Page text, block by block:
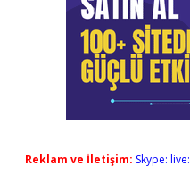
Reklam ve İletişim: Skype: